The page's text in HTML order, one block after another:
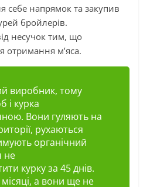
себе напрямок та закупив
бройлерів.
несучок тим, що
отримання м’яса.
виробник, тому
і курка
Вони гуляють на
рухаються
органічний
не
курку за 45 днів.
а вони ще не